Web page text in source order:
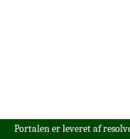
Portalen er leveret af